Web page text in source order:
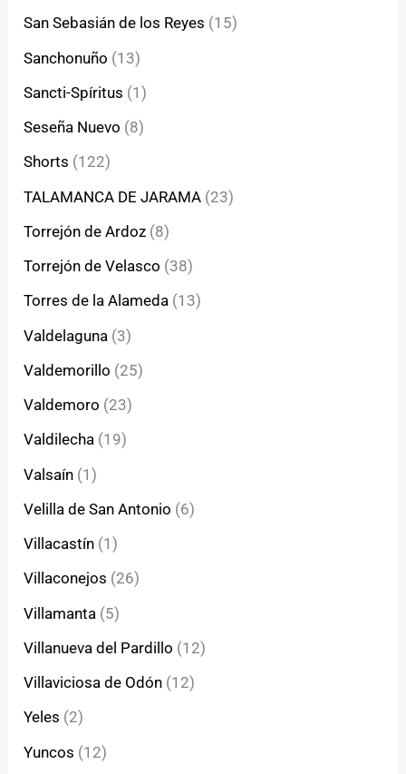
San Sebasián de los Reyes (15)
Sanchonuño (13)
Sancti-Spíritus (1)
Seseña Nuevo (8)
Shorts (122)
TALAMANCA DE JARAMA (23)
Torrejón de Ardoz (8)
Torrejón de Velasco (38)
Torres de la Alameda (13)
Valdelaguna (3)
Valdemorillo (25)
Valdemoro (23)
Valdilecha (19)
Valsaín (1)
Velilla de San Antonio (6)
Villacastín (1)
Villaconejos (26)
Villamanta (5)
Villanueva del Pardillo (12)
Villaviciosa de Odón (12)
Yeles (2)
Yuncos (12)